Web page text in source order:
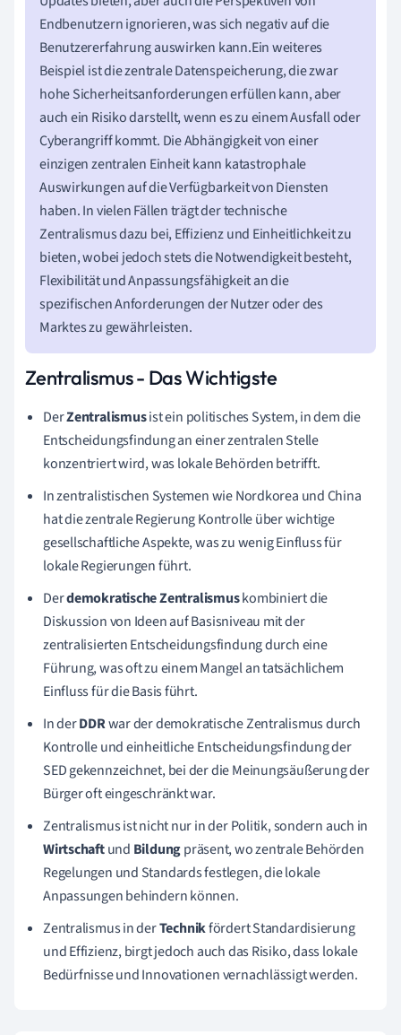
Endbenutzern ignorieren, was sich negativ auf die
Benutzererfahrung auswirken kann.Ein weiteres
Beispiel ist die zentrale Datenspeicherung, die zwar
hohe Sicherheitsanforderungen erfüllen kann, aber
auch ein Risiko darstellt, wenn es zu einem Ausfall oder
Cyberangriff kommt. Die Abhängigkeit von einer
einzigen zentralen Einheit kann katastrophale
Auswirkungen auf die Verfügbarkeit von Diensten
haben. In vielen Fällen trägt der technische
Zentralismus dazu bei, Effizienz und Einheitlichkeit zu
bieten, wobei jedoch stets die Notwendigkeit besteht,
Flexibilität und Anpassungsfähigkeit an die
spezifischen Anforderungen der Nutzer oder des
Marktes zu gewährleisten.
Zentralismus - Das Wichtigste
DerZentralismusist ein politisches System, in dem die
Entscheidungsfindung an einer zentralen Stelle
konzentriert wird, was lokale Behörden betrifft.
In zentralistischen Systemen wie Nordkorea und China
hat die zentrale Regierung Kontrolle über wichtige
gesellschaftliche Aspekte, was zu wenig Einfluss für
lokale Regierungen führt.
Derdemokratische Zentralismuskombiniert die
Diskussion von Ideen auf Basisniveau mit der
zentralisierten Entscheidungsfindung durch eine
Führung, was oft zu einem Mangel an tatsächlichem
Einfluss für die Basis führt.
In derDDRwar der demokratische Zentralismus durch
Kontrolle und einheitliche Entscheidungsfindung der
SED gekennzeichnet, bei der die Meinungsäußerung der
Bürger oft eingeschränkt war.
Zentralismus ist nicht nur in der Politik, sondern auch in
Wirtschaftund Bildungpräsent, wo zentrale Behörden
Regelungen und Standards festlegen, die lokale
Anpassungen behindern können.
Zentralismus in derTechnikfördert Standardisierung
und Effizienz, birgt jedoch auch das Risiko, dass lokale
Bedürfnisse und Innovationen vernachlässigt werden.